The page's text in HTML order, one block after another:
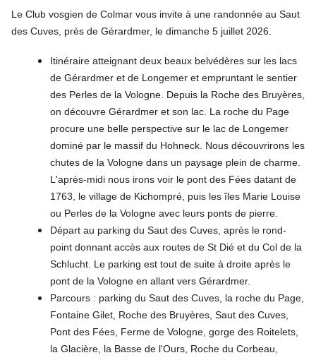
Le Club vosgien de Colmar vous invite à une randonnée au Saut
des Cuves, près de Gérardmer, le dimanche 5 juillet 2026.
Itinéraire atteignant deux beaux belvédères sur les lacs
de Gérardmer et de Longemer et empruntant le sentier
des Perles de la Vologne. Depuis la Roche des Bruyères,
on découvre Gérardmer et son lac. La roche du Page
procure une belle perspective sur le lac de Longemer
dominé par le massif du Hohneck. Nous découvrirons les
chutes de la Vologne dans un paysage plein de charme.
L'après-midi nous irons voir le pont des Fées datant de
1763, le village de Kichompré, puis les îles Marie Louise
ou Perles de la Vologne avec leurs ponts de pierre.
Départ au parking du Saut des Cuves, après le rond-
point donnant accès aux routes de St Dié et du Col de la
Schlucht. Le parking est tout de suite à droite après le
pont de la Vologne en allant vers Gérardmer.
Parcours : parking du Saut des Cuves, la roche du Page,
Fontaine Gilet, Roche des Bruyères, Saut des Cuves,
Pont des Fées, Ferme de Vologne, gorge des Roitelets,
la Glacière, la Basse de l'Ours, Roche du Corbeau,